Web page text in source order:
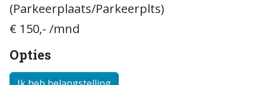
(Parkeerplaats/Parkeerplts)
€ 150,- /mnd
Opties